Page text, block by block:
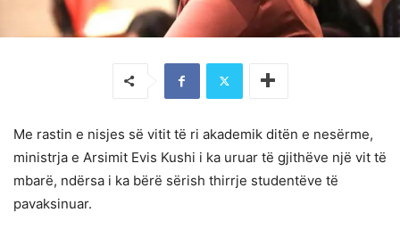
Me rastin e nisjes së vitit të ri akademik ditën e nesërme,
ministrja e Arsimit Evis Kushi i ka uruar të gjithëve një vit të
mbarë, ndërsa i ka bërë sërish thirrje studentëve të
pavaksinuar.